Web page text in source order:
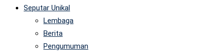
Seputar Unikal
Lembaga
Berita
Pengumuman